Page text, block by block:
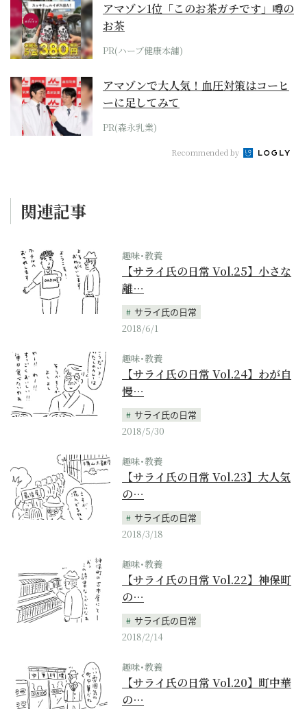
アマゾン1位「このお茶ガチです」噂の
お茶
PR(ハーブ健康本舗)
アマゾンで大人気！血圧対策はコーヒ
ーに足してみて
PR(森永乳業)
Recommended by
関連記事
趣味･教養
【サライ氏の日常 Vol.25】小さな
離…
サライ氏の日常
2018/6/1
趣味･教養
【サライ氏の日常 Vol.24】わが自
慢…
サライ氏の日常
2018/5/30
趣味･教養
【サライ氏の日常 Vol.23】大人気
の…
サライ氏の日常
2018/3/18
趣味･教養
【サライ氏の日常 Vol.22】神保町
の…
サライ氏の日常
2018/2/14
趣味･教養
【サライ氏の日常 Vol.20】町中華
の…